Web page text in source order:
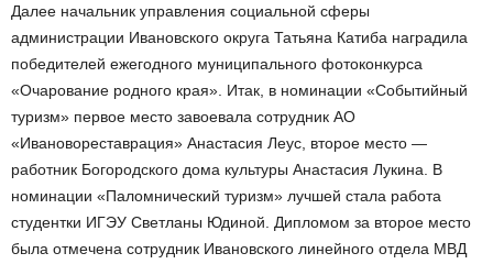
Далее начальник управления социальной сферы
администрации Ивановского округа Татьяна Катиба наградила
победителей ежегодного муниципального фотоконкурса
«Очарование родного края». Итак, в номинации «Событийный
туризм» первое место завоевала сотрудник АО
«Ивановореставрация» Анастасия Леус, второе место —
работник Богородского дома культуры Анастасия Лукина. В
номинации «Паломнический туризм» лучшей стала работа
студентки ИГЭУ Светланы Юдиной. Дипломом за второе место
была отмечена сотрудник Ивановского линейного отдела МВД